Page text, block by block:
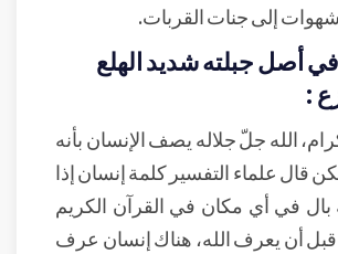
إلى جنات القربات.
أصل جبلته شديد الهلع
:
الله جلّ جلاله يصف الإنسان بأنه
قال علماء التفسير كلمة إنسان إذا
في أي مكان في القرآن الكريم
قبل أن يعرف الله، هناك إنسان عرف